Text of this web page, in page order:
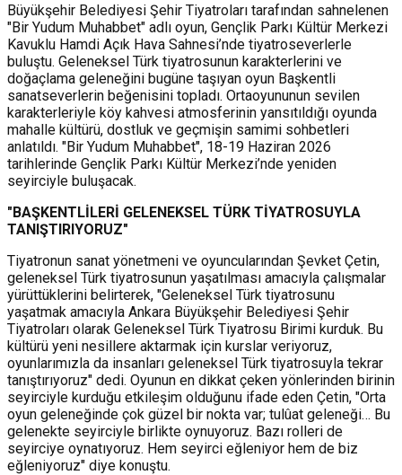
Büyükşehir Belediyesi Şehir Tiyatroları tarafından sahnelenen
"Bir Yudum Muhabbet" adlı oyun, Gençlik Parkı Kültür Merkezi
Kavuklu Hamdi Açık Hava Sahnesi’nde tiyatroseverlerle
buluştu. Geleneksel Türk tiyatrosunun karakterlerini ve
doğaçlama geleneğini bugüne taşıyan oyun Başkentli
sanatseverlerin beğenisini topladı. Ortaoyununun sevilen
karakterleriyle köy kahvesi atmosferinin yansıtıldığı oyunda
mahalle kültürü, dostluk ve geçmişin samimi sohbetleri
anlatıldı. "Bir Yudum Muhabbet", 18-19 Haziran 2026
tarihlerinde Gençlik Parkı Kültür Merkezi’nde yeniden
seyirciyle buluşacak.
"BAŞKENTLİLERİ GELENEKSEL TÜRK TİYATROSUYLA
TANIŞTIRIYORUZ"
Tiyatronun sanat yönetmeni ve oyuncularından Şevket Çetin,
geleneksel Türk tiyatrosunun yaşatılması amacıyla çalışmalar
yürüttüklerini belirterek, "Geleneksel Türk tiyatrosunu
yaşatmak amacıyla Ankara Büyükşehir Belediyesi Şehir
Tiyatroları olarak Geleneksel Türk Tiyatrosu Birimi kurduk. Bu
kültürü yeni nesillere aktarmak için kurslar veriyoruz,
oyunlarımızla da insanları geleneksel Türk tiyatrosuyla tekrar
tanıştırıyoruz" dedi. Oyunun en dikkat çeken yönlerinden birinin
seyirciyle kurduğu etkileşim olduğunu ifade eden Çetin, "Orta
oyun geleneğinde çok güzel bir nokta var; tulûat geleneği… Bu
gelenekte seyirciyle birlikte oynuyoruz. Bazı rolleri de
seyirciye oynatıyoruz. Hem seyirci eğleniyor hem de biz
eğleniyoruz" diye konuştu.